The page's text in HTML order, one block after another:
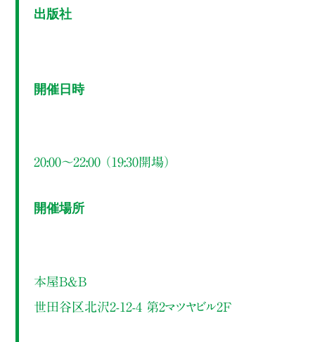
出版社
開催日時
20:00～22:00 （19:30開場）
開催場所
本屋B&B
世田谷区北沢2-12-4 第2マツヤビル2F